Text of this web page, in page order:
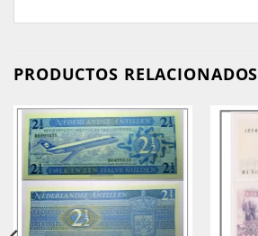
PRODUCTOS RELACIONADOS